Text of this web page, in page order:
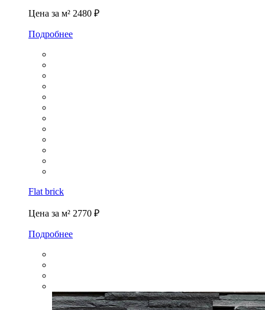
Цена за м² 2480 ₽
Подробнее
Flat brick
Цена за м² 2770 ₽
Подробнее